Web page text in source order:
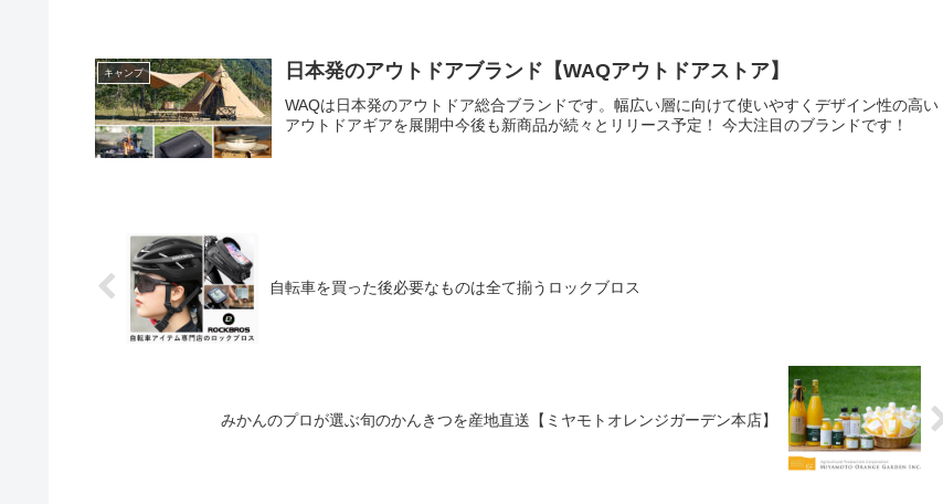
ンプ場に直接届けることも可能なので、電車やバスを使った手ぶらキャンプも可能です。またキ
キャンプ 日本発のアウトドアブランド【WAQアウトドアストア】
WAQは日本発のアウトドア総合ブランドです。幅広い層に向けて使いやすくデザイン性の高い
アウトドアギアを展開中今後も新商品が続々とリリース予定！ 今大注目のブランドです！
自転車を買った後必要なものは全て揃うロックブロス
みかんのプロが選ぶ旬のかんきつを産地直送【ミヤモトオレンジガーデン本店】